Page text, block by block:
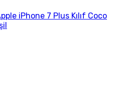
iPhone 7 Plus Kılıf Coco